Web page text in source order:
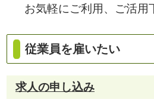
お気軽にご利用、ご活用
従業員を雇いたい
求人の申し込み